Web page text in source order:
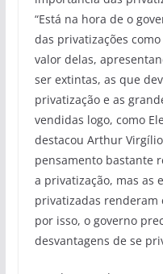
“Está na hora de o
das privatizações
valor delas,
ser extintas, as que
privatização e as
vendidas logo, como
destacou Arthur
pensamento bastante
a privatização, mas as
privatizadas renderam
por isso, o governo
desvantagens de se